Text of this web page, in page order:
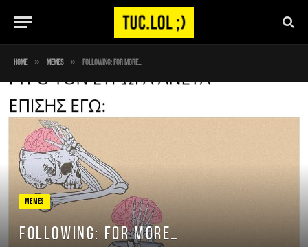
Home » Memes » FOLLOWING: for more…
MEMES
FOLLOWING: for more…